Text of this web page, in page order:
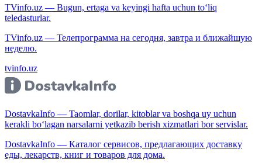
TVinfo.uz — Bugun, ertaga va keyingi hafta uchun to‘liq
teledasturlar.
TVinfo.uz — Телепрограмма на сегодня, завтра и ближайшую
неделю.
tvinfo.uz
DostavkaInfo — Taomlar, dorilar, kitoblar va boshqa uy uchun
kerakli bo‘lagan narsalarni yetkazib berish xizmatlari bor servislar.
DostavkaInfo — Каталог сервисов, предлагающих доставку
еды, лекарств, книг и товаров для дома.